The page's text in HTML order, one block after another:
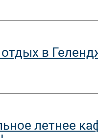
в
летнее